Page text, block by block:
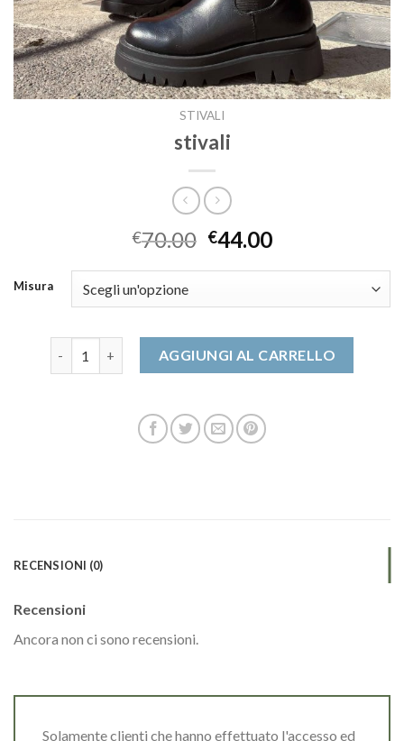
STIVALI
stivali
€70.00 €44.00
Misura
AGGIUNGI AL CARRELLO
RECENSIONI (0)
Recensioni
Ancora non ci sono recensioni.
Solamente clienti che hanno effettuato l'accesso ed